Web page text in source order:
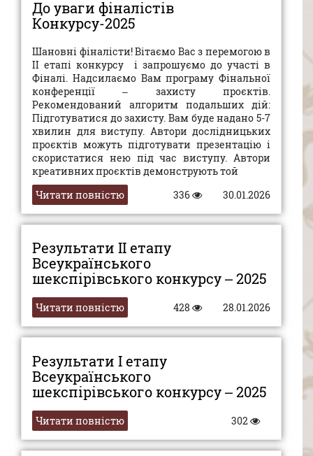
До уваги фіналістів
Конкурсу-2025
Шановні фіналісти! Вітаємо Вас з перемогою в
ІІ етапі конкурсу і запрошуємо до участі в
Фіналі. Надсилаємо Вам програму Фінальної
конференції – захисту проєктів.
Рекомендований алгоритм подальших дій:
Підготуватися до захисту. Вам буде надано 5-7
хвилин для виступу. Автори дослідницьких
проєктів можуть підготувати презентацію і
скористатися нею під час виступу. Автори
креативних проєктів демонструють той
Читати повністю
30.01.2026
336
Результати ІІ етапу
Всеукраїнського
шекспірівського конкурсу – 2025
Читати повністю 28.01.2026
428
Результати І етапу
Всеукраїнського
шекспірівського конкурсу – 2025
Читати повністю 302